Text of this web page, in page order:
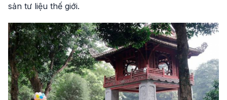
sản tư liệu thế giới.